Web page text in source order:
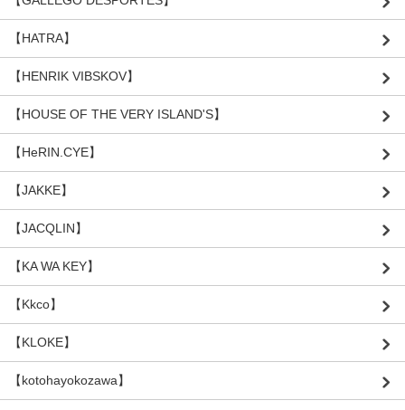
【HATRA】
【HENRIK VIBSKOV】
【HOUSE OF THE VERY ISLAND'S】
【HeRIN.CYE】
【JAKKE】
【JACQLIN】
【KA WA KEY】
【Kkco】
【KLOKE】
【kotohayokozawa】